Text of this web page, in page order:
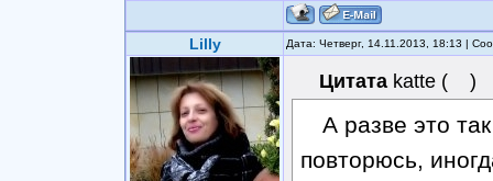
Lilly Дата: Четверг, 14.11.2013, 18:13 |
Цитата katte ( )
А разве это
повторюсь,